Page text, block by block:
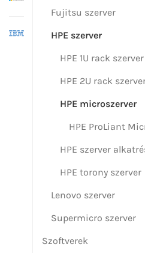
Fujitsu szerver
HPE szerver
HPE 1U rack szerver
HPE 2U rack
HPE microszerver
HPE ProLiant
HPE szerver
HPE torony szerver
Lenovo szerver
Supermicro szerver
Szoftverek